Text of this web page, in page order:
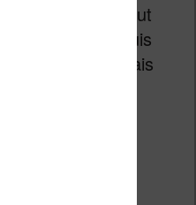
liseuse. En tout
différence depuis
Je ne vais
ce sujet.